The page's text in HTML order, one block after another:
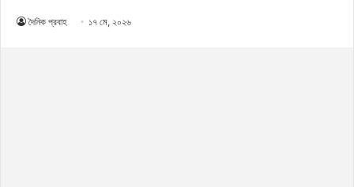
দৈনিক প্রবাহ ১৭ মে, ২০২৬